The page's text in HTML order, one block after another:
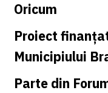
Oricum
Proiect
Municipiului
Parte din